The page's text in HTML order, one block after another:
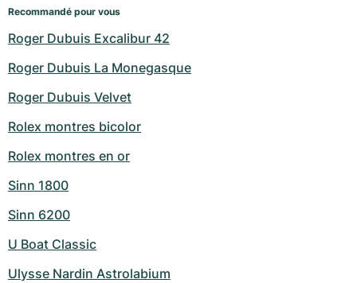
Recommandé pour vous
Roger Dubuis Excalibur 42
Roger Dubuis La Monegasque
Roger Dubuis Velvet
Rolex montres bicolor
Rolex montres en or
Sinn 1800
Sinn 6200
U Boat Classic
Ulysse Nardin Astrolabium